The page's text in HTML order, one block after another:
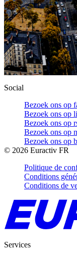
Social
Bezoek ons op
Bezoek ons op
Bezoek ons op
Bezoek ons op
Bezoek ons op
© 2026 Euractiv FR
Politique de
Conditions
Conditions de
Services